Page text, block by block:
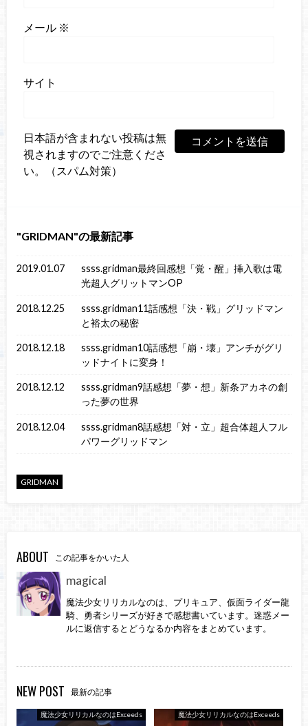
メール ※
サイト
日本語が含まれない投稿は無
視されますのでご注意くださ
い。（スパム対策）
GRIDMAN の最新記事
2019.01.07
ssss.gridman最終回感想「覚・醒」挿入歌は電
光超人グリットマンOP
2018.12.25
ssss.gridman11話感想「決・戦」グリッドマン
と裕太の秘密
2018.12.18
ssss.gridman10話感想「崩・壊」アンチがグリ
ッドナイトに変身！
2018.12.12
ssss.gridman9話感想「夢・想」新条アカネの創
った夢の世界
2018.12.04
ssss.gridman8話感想「対・立」超合体超人フル
パワーグリッドマン
GRIDMAN
ABOUT この記事をかいた人
magical
魔法少女リリカルなのは、プリキュア、仮面ライダー龍
騎、勇者シリーズが好きで感想書いています。迷惑メー
ルに返信するとどうなるか内容をまとめています。
NEW POST 最新の記事
魔法少女リリカルなのはExceeds 魔法少女リリカルなのはExceeds